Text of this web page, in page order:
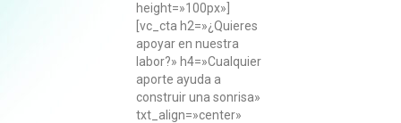
height=»100px»]
[vc_cta h2=»¿Quieres
apoyar en nuestra
labor?» h4=»Cualquier
aporte ayuda a
construir una sonrisa»
txt_align=»center»